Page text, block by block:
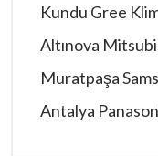
Kundu Gree
Altınova
Muratpaşa
Antalya